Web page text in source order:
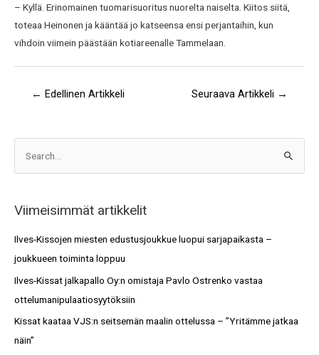
– Kyllä. Erinomainen tuomarisuoritus nuorelta naiselta. Kiitos siitä,
toteaa Heinonen ja kääntää jo katseensa ensi perjantaihin, kun
vihdoin viimein päästään kotiareenalle Tammelaan.
← Edellinen Artikkeli Seuraava Artikkeli →
c
h
Viimeisimmät artikkelit
Ilves-Kissojen miesten edustusjoukkue luopui sarjapaikasta –
joukkueen toiminta loppuu
Ilves-Kissat jalkapallo Oy:n omistaja Pavlo Ostrenko vastaa
ottelumanipulaatiosyytöksiin
Kissat kaataa VJS:n seitsemän maalin ottelussa – ”Yritämme jatkaa
näin”
i
t
o
t